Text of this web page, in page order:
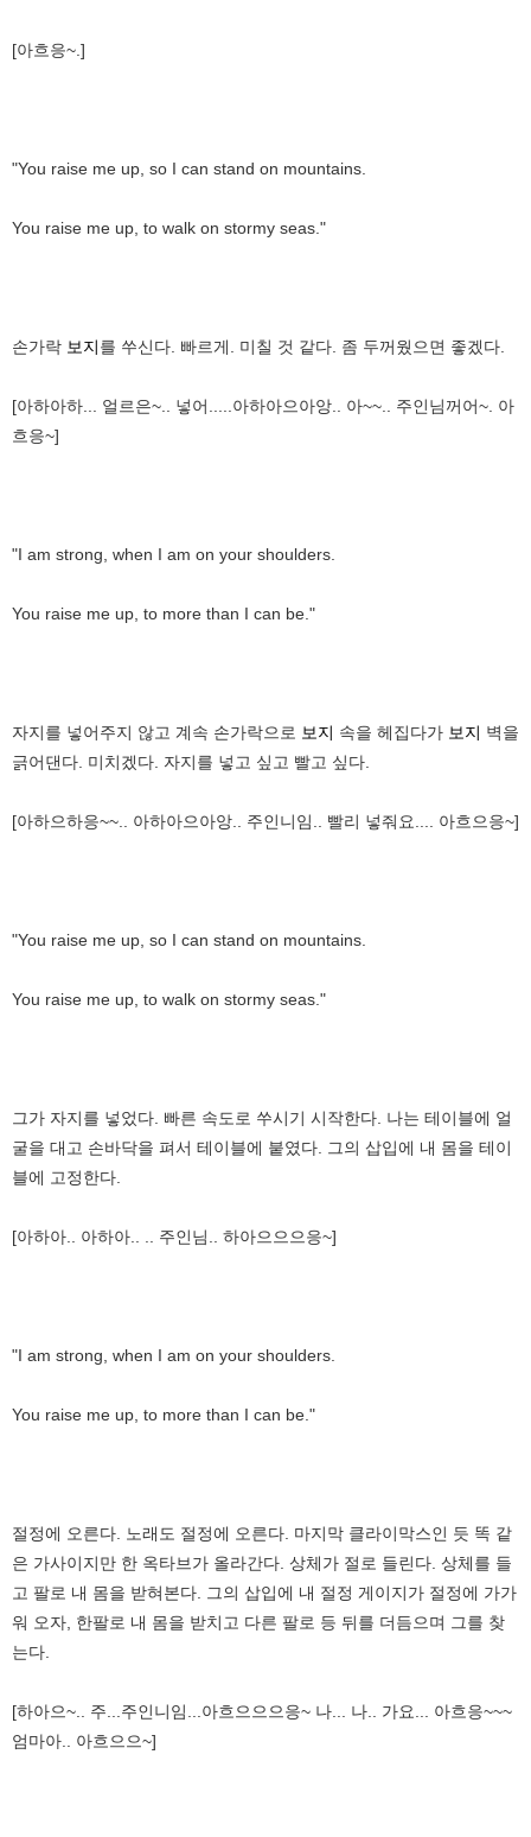
[아흐응~.]
"You raise me up, so I can stand on mountains.
You raise me up, to walk on stormy seas."
손가락 보지를 쑤신다. 빠르게. 미칠 것 같다. 좀 두꺼웠으면 좋겠다.
[아하아하... 얼르은~.. 넣어.....아하아으아앙.. 아~~.. 주인님꺼어~. 아
흐응~]
"I am strong, when I am on your shoulders.
You raise me up, to more than I can be."
자지를 넣어주지 않고 계속 손가락으로 보지 속을 헤집다가 보지 벽을
긁어댄다. 미치겠다. 자지를 넣고 싶고 빨고 싶다.
[아하으하응~~.. 아하아으아앙.. 주인니임.. 빨리 넣줘요.... 아흐으응~]
"You raise me up, so I can stand on mountains.
You raise me up, to walk on stormy seas."
그가 자지를 넣었다. 빠른 속도로 쑤시기 시작한다. 나는 테이블에 얼
굴을 대고 손바닥을 펴서 테이블에 붙였다. 그의 삽입에 내 몸을 테이
블에 고정한다.
[아하아.. 아하아.. .. 주인님.. 하아으으으응~]
"I am strong, when I am on your shoulders.
You raise me up, to more than I can be."
절정에 오른다. 노래도 절정에 오른다. 마지막 클라이막스인 듯 똑 같
은 가사이지만 한 옥타브가 올라간다. 상체가 절로 들린다. 상체를 들
고 팔로 내 몸을 받혀본다. 그의 삽입에 내 절정 게이지가 절정에 가가
워 오자, 한팔로 내 몸을 받치고 다른 팔로 등 뒤를 더듬으며 그를 찾
는다.
[하아으~.. 주...주인니임...아흐으으으응~ 나... 나.. 가요... 아흐응~~~
엄마아.. 아흐으으~]